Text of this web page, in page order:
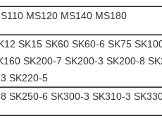
MS120 MS140 MS180
SK15 SK60 SK60-6 SK75
SK200-7 SK200-3 SK200-8
SK220-5
SK250-6 SK300-3 SK310-3